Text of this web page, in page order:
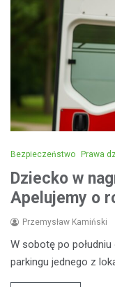
Bezpieczeństwo Prawa
Dziecko w
Apelujemy o
Przemysław Kamiński
W sobotę po
parkingu jednego z